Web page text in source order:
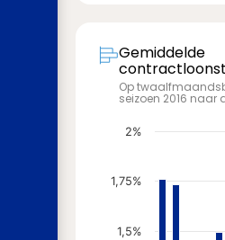
Gemiddelde
Op
seizoen 2016
1,5%
1,75%
2%